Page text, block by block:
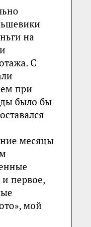
на
С
при
было бы
месяцы
первое,
мой